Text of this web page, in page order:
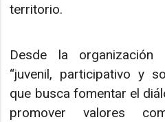
territorio.
Desde la organización
“juvenil, participativo y
que busca fomentar el
promover valores